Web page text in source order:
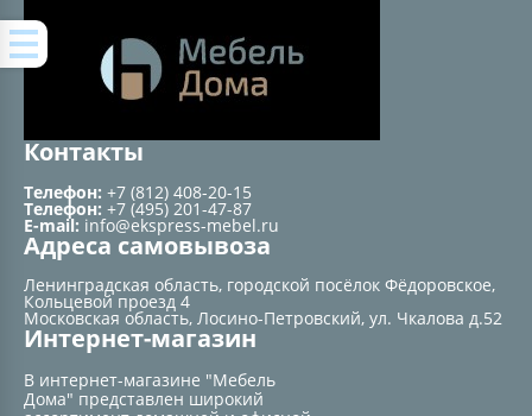
Контакты
Телефон: +7 (812) 408-20-15
Телефон: +7 (495) 201-47-87
E-mail: info@ekspress-mebel.ru
Адреса самовывоза
Ленинградская область, городской посёлок Фёдоровское,
Кольцевой проезд 4
Московская область, Лосино-Петровский, ул. Чкалова д.52
Интернет-магазин
В интернет-магазине "Мебель
Дома" представлен широкий